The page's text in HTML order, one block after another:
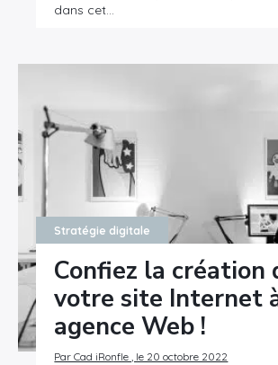
dans cet…
Stratégie digitale
Confiez la création
votre site Internet
agence Web !
Par Cad iRonfle , le 20 octobre 2022